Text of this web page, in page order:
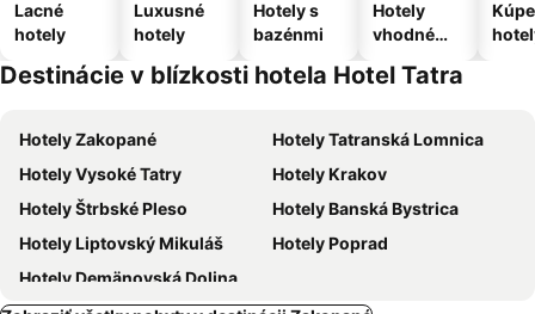
Lacné
hotely
Luxusné
hotely
Hotely s
bazénmi
Hotely
vhodné
domáce
Destinácie v blízkosti hotela Hotel Tatra
Hotely Zakopané
Hotely Tatranská Lomnica
Hotely Vysoké Tatry
Hotely Krakov
Hotely Štrbské Pleso
Hotely Banská Bystrica
Hotely Liptovský Mikuláš
Hotely Poprad
Hotely Demänovská Dolina